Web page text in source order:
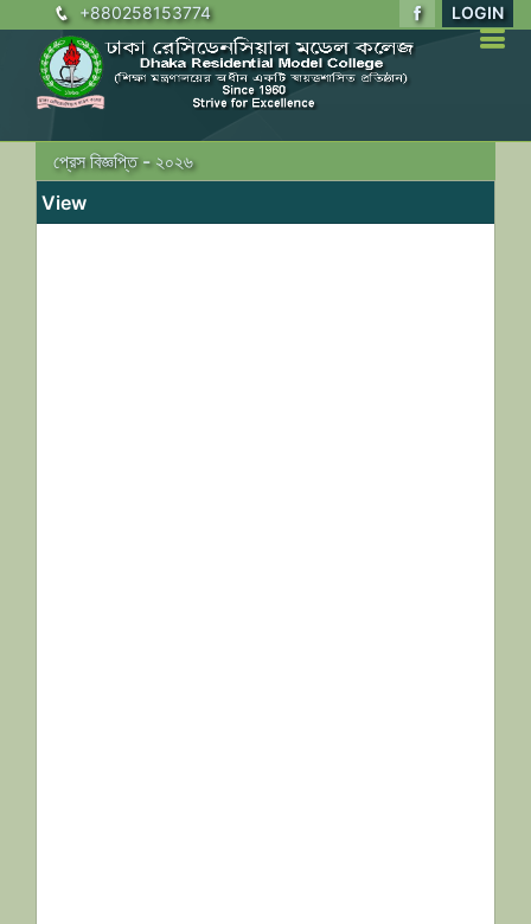
+880258153774 LOGIN
প্রেস বিজ্ঞপ্তি - ২০২৬
View